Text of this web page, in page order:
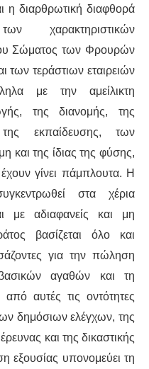
η διαρθρωτική διαφθορά
χαρακτηριστικών
Σώματος των Φρουρών
των τεράστιων εταιρειών
με την αμείλικτη
της διανομής, της
της εκπαίδευσης, των
και της ίδιας της φύσης,
γίνει πάμπλουτα. Η
στα χέρια
με αδιαφανείς και μη
βασίζεται όλο και
για την πώληση
αγαθών και τη
αυτές τις οντότητες
δημόσιων ελέγχων, της
και της δικαστικής
εξουσίας υπονομεύει τη